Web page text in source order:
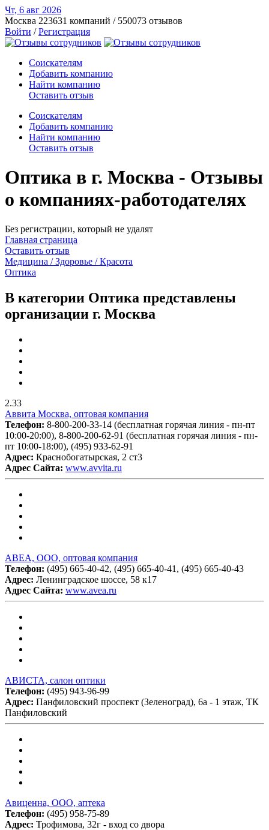
Чт, 6 авг 2026
Москва 223631 компаний / 550073 отзывов
Войти /Регистрация
Соискателям
Добавить компанию
Найти компанию
Оставить отзыв
Соискателям
Добавить компанию
Найти компанию
Оставить отзыв
Оптика в г. Москва - Отзывы
о компаниях-работодателях
Без регистрации, который не удалят
Главная страница
Оставить отзыв
Медицина / Здоровье / Красота
Оптика
В категории Оптика представлены
организации г. Москва
2.33
Аввита Москва, оптовая компания
Телефон: 8-800-200-33-14 (бесплатная горячая линия - пн-пт
10:00-20:00), 8-800-200-62-91 (бесплатная горячая линия - пн-
пт 10:00-18:00), (495) 933-62-91
Адрес: Краснобогатырская, 2 ст3
Адрес Сайта: www.avvita.ru
АВЕА, ООО, оптовая компания
Телефон: (495) 665-40-42, (495) 665-40-41, (495) 665-40-43
Адрес: Ленинградское шоссе, 58 к17
Адрес Сайта: www.avea.ru
АВИСТА, салон оптики
Телефон: (495) 943-96-99
Адрес: Панфиловский проспект (Зеленоград), 6а - 1 этаж, ТК
Панфиловский
Авиценна, ООО, аптека
Телефон: (495) 958-75-89
Адрес: Трофимова, 32г - вход со двора